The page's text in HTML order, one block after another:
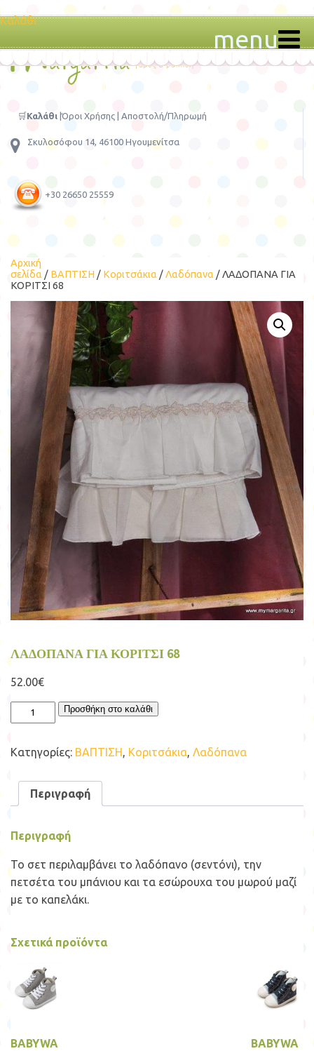
🛒Καλάθι |Όροι Χρήσης Αποστολή/Πληρωμή
Σκυλοσόφου 14, 46100 Ηγουμενίτσα
+30 26650 25559
Καλάθι
menu
Αρχική
σελίδα / ΒΑΠΤΙΣΗ / Κοριτσάκια /Λαδόπανα / ΛΑΔΟΠΑΝΑ ΓΙΑ
ΚΟΡΙΤΣΙ 68
ΛΑΔΟΠΑΝΑ ΓΙΑ ΚΟΡΙΤΣΙ 68
52.00€
ΛΑΔΟΠΑΝΑ
ΓΙΑ
68
ποσότητα
Προσθήκη στο καλάθι
Κατηγορίες: ΒΑΠΤΙΣΗ, Κοριτσάκια, Λαδόπανα
Περιγραφή
Περιγραφή
Το σετ περιλαμβάνει το λαδόπανο (σεντόνι), την
πετσέτα του μπάνιου και τα εσώρουχα του μωρού μαζί
με το καπελάκι.
Σχετικά προϊόντα
BABYWA
BABYWA